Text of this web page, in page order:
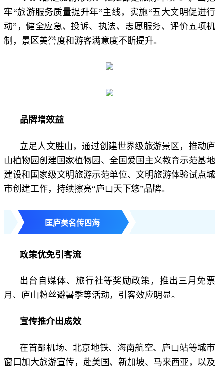
牢“旅游服务质量提升年”主线，实施“五大文明促进行
动”，健全应急、投诉、执法、志愿服务、评价五项机
制，景区美誉度和游客满意度不断提升。
品牌增效益
立足人文胜山，通过创建世界级旅游景区，推动庐
山植物园创建国家植物园、全国爱国主义教育示范基地
建设和国家级文明旅游示范单位、文明旅游体验试点城
市创建工作，持续擦亮“庐山天下悠”品牌。
匡庐美名传四海
政策优免引客流
出台自媒体、旅行社等奖励政策，推出三月免票
月、庐山粉丝避暑季等活动，引客效应明显。
宣传推介出成效
在首都机场、北京地铁、海南航空、庐山站等城市
窗口加大旅游宣传，赴美国、新加坡、马来西亚，以及